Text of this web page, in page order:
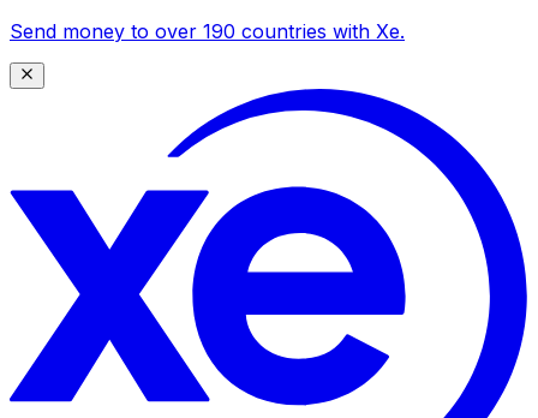
Send money to over 190 countries with Xe.